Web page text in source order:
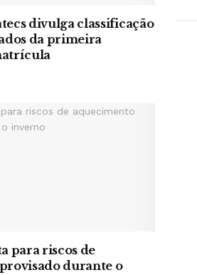
divulga classificação
da primeira
para riscos de
durante o